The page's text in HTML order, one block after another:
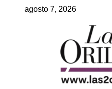
agosto 7, 2026